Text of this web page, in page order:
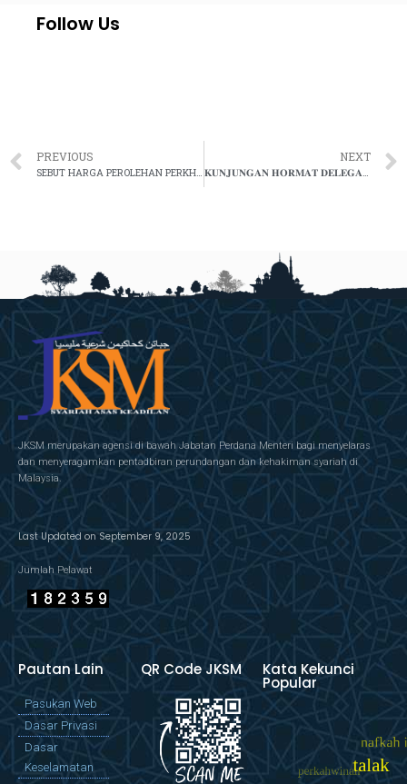
Follow Us
PREVIOUS
SEBUT HARGA PEROLEHAN PERKHIDMATAN PEMBERSIHAN DAN KAWALAN SERANGGA (HKPC) DI AKADEMI KEHAKIMAN SYARIAH MALAYSIA (AKSM)
NEXT
𝐊𝐔𝐍𝐉𝐔𝐍𝐆𝐀𝐍 𝐇𝐎𝐑𝐌𝐀𝐓 𝐃𝐄𝐋𝐄𝐆𝐀𝐒𝐈 𝐉𝐊𝐒𝐌 𝐊𝐄 𝐀𝐓𝐀𝐒 𝐓𝐘𝐓 𝐃𝐔𝐓𝐀 𝐁𝐄𝐒𝐀𝐑 𝐌𝐀𝐋𝐀𝐘𝐒𝐈𝐀 𝐊𝐄 𝐑𝐄𝐏𝐔𝐁𝐋𝐈𝐊 𝐀𝐑𝐀𝐁 𝐌𝐄𝐒𝐈𝐑
JKSM merupakan agensi di bawah Jabatan Perdana Menteri bagi menyelaras
dan menyeragamkan pentadbiran perundangan dan kehakiman syariah di
Malaysia.
Last Updated on September 9, 2025
Jumlah Pelawat
Pautan Lain
Pasukan Web
Dasar Privasi
Dasar
Keselamatan
QR Code JKSM Kata Kekunci
Popular